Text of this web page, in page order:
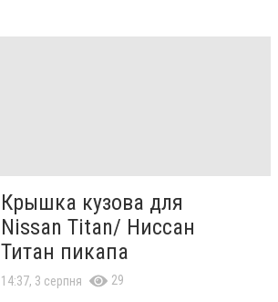
Крышка кузова для
Nissan Titan/ Ниссан
Титан пикапа
14:37, 3 серпня 29